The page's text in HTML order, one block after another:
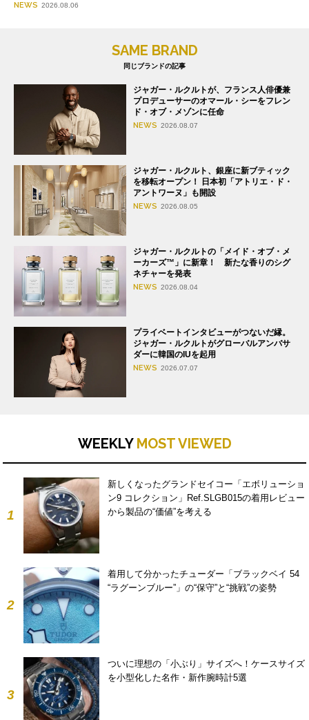
NEWS 2026.08.06
SAME BRAND
同じブランドの記事
ジャガー・ルクルトが、フランス人俳優兼
プロデューサーのオマール・シーをフレン
ド・オブ・メゾンに任命
NEWS 2026.08.07
ジャガー・ルクルト、銀座に新ブティック
を移転オープン！ 日本初「アトリエ・ド・
アントワーヌ」も開設
NEWS 2026.08.05
ジャガー・ルクルトの「メイド・オブ・メ
ーカーズ™」に新章！ 新たな香りのシグ
ネチャーを発表
NEWS 2026.08.04
プライベートインタビューがつないだ縁。
ジャガー・ルクルトがグローバルアンバサ
ダーに韓国のIUを起用
NEWS 2026.07.07
WEEKLY MOST VIEWED
1
新しくなったグランドセイコー「エボリューショ
ン9 コレクション」Ref.SLGB015の着用レビュー
から製品の“価値”を考える
2
着用して分かったチューダー「ブラックベイ 54
“ラグーンブルー”」の“保守”と“挑戦”の姿勢
3
ついに理想の「小ぶり」サイズへ！ケースサイズ
を小型化した名作・新作腕時計5選